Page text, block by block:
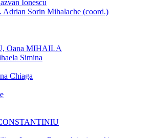
Ionescu
Adrian Sorin Mihalache (coord.)
Oana MIHAILA
Simina
Chiaga